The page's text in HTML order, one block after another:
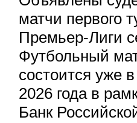
матчи первого
Премьер-Лиги
Футбольный
состоится уже
2026 года в
Банк